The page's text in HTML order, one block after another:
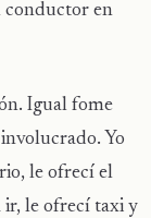
conductor en
Igual fome
Yo
le ofrecí el
ir, le ofrecí taxi y